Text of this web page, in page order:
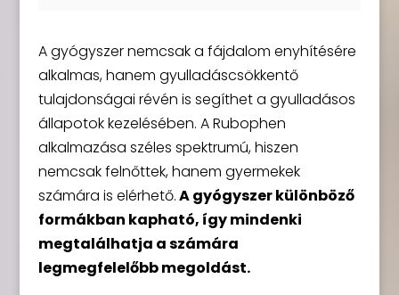
A gyógyszer nemcsak a fájdalom enyhítésére
alkalmas, hanem gyulladáscsökkentő
tulajdonságai révén is segíthet a gyulladásos
állapotok kezelésében. A Rubophen
alkalmazása széles spektrumú, hiszen
nemcsak felnőttek, hanem gyermekek
számára is elérhető.A gyógyszer különböző
formákban kapható, így mindenki
megtalálhatja a számára
legmegfelelőbb megoldást.